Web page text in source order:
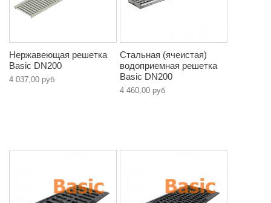
Нержавеющая решетка
Basic DN200
4 037,00 руб
Стальная (ячеистая)
водоприемная решетка
Basic DN200
4 460,00 руб